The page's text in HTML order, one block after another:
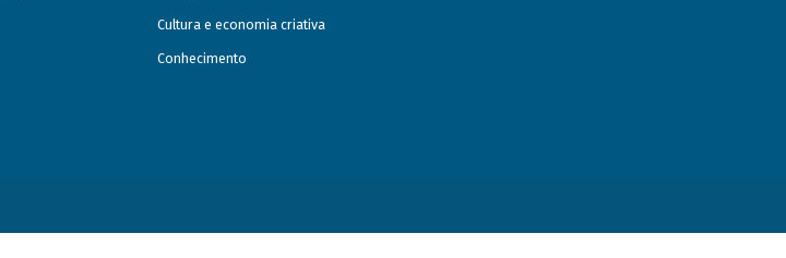
Cultura e economia criativa
Conhecimento